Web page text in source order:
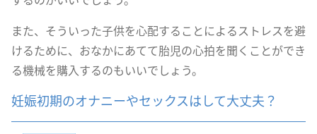
また、そういった子供を心配することによるストレスを避
けるために、おなかにあてて胎児の心拍を聞くことができ
る機械を購入するのもいいでしょう。
妊娠初期のオナニーやセックスはして大丈夫？